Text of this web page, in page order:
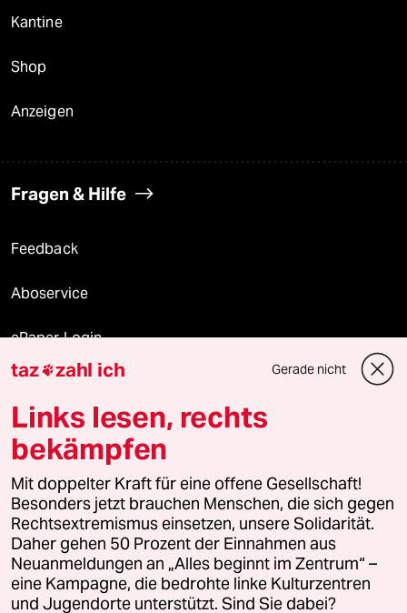
Kantine
Shop
Anzeigen
Fragen & Hilfe
Feedback
Aboservice
ePaper Login
Downloads für Abonnierende
© 2026 taz Verlags und Vertriebs GmbH
Alle Rechte vorbehalten. Bei rechtlichen Fragen oder für Genehmigungen
wenden Sie sich bitte an
lizenzen@taz.de
Feedback Redaktionsstatut Kommune-Richtlinien
Leitlinie Informant Datenschutz Impressum AGB
taz zahl ich Gerade nicht
Links lesen, rechts
bekämpfen
Mit doppelter Kraft für eine offene Gesellschaft!
Besonders jetzt brauchen Menschen, die sich gegen
Rechtsextremismus einsetzen, unsere Solidarität.
Daher gehen 50 Prozent der Einnahmen aus
Neuanmeldungen an „Alles beginnt im Zentrum“ –
eine Kampagne, die bedrohte linke Kulturzentren
und Jugendorte unterstützt. Sind Sie dabei?